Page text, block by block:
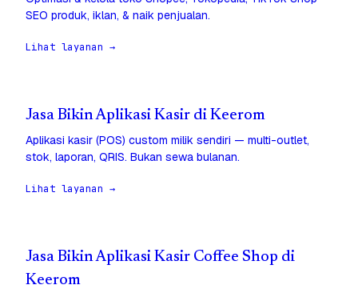
SEO produk, iklan, & naik penjualan.
Lihat layanan →
Jasa Bikin Aplikasi Kasir di Keerom
Aplikasi kasir (POS) custom milik sendiri — multi-outlet,
stok, laporan, QRIS. Bukan sewa bulanan.
Lihat layanan →
Jasa Bikin Aplikasi Kasir Coffee Shop di
Keerom